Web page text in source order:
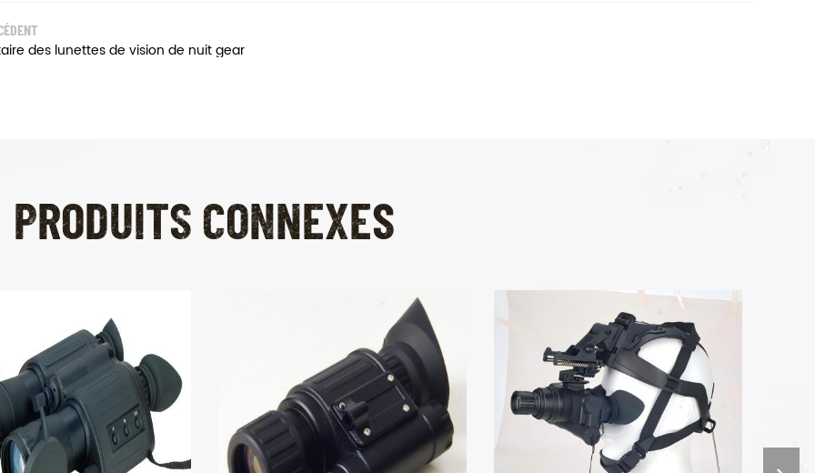
des lunettes de vision de nuit gear
PRODUITS CONNEXES